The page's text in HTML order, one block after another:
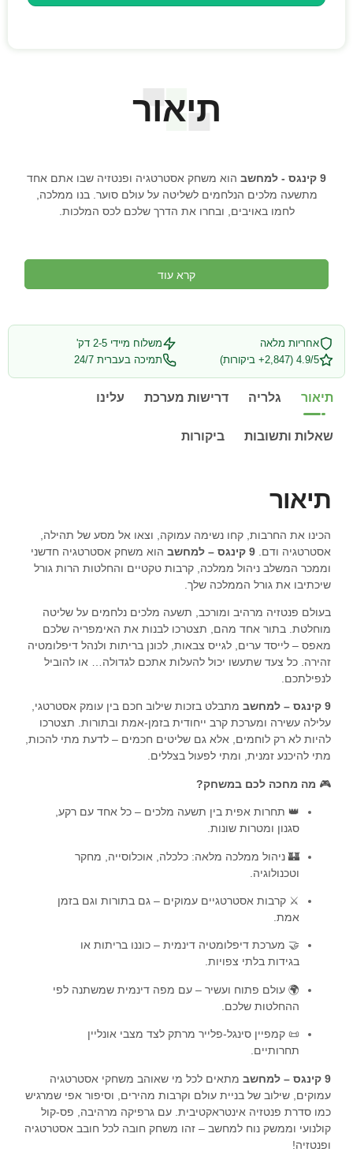
תיאור
9 קינגס - למחשב
הוא משחק אסטרטגיה ופנטזיה שבו אתם אחד
מתשעה מלכים הנלחמים לשליטה על עולם סוער. בנו ממלכה,
לחמו באויבים, ובחרו את הדרך שלכם לכס המלכות.
קרא עוד
אחריות מלאה
משלוח מיידי 2-5 דק'
4.9/5 (2,847+ ביקורות)
תמיכה בעברית 24/7
תיאור גלריה דרישות מערכת עלינו
שאלות ותשובות ביקורות
תיאור
הכינו את החרבות, קחו נשימה עמוקה, וצאו אל מסע של תהילה,
אסטרטגיה ודם. 9 קינגס – למחשב
הוא משחק אסטרטגיה חדשני
וממכר המשלב ניהול ממלכה, קרבות טקטיים והחלטות הרות גורל
שיכתיבו את גורל הממלכה שלך.
בעולם פנטזיה מרהיב ומורכב, תשעה מלכים נלחמים על שליטה
מוחלטת. בתור אחד מהם, תצטרכו לבנות את האימפריה שלכם
מאפס – לייסד ערים, לגייס צבאות, לכונן בריתות ולנהל דיפלומטיה
זהירה. כל צעד שתעשו יכול להעלות אתכם לגדולה… או להוביל
לנפילתכם.
9 קינגס – למחשב
מתבלט בזכות שילוב חכם בין עומק אסטרטגי,
עלילה עשירה ומערכת קרב ייחודית בזמן-אמת ובתורות. תצטרכו
להיות לא רק לוחמים, אלא גם שליטים חכמים – לדעת מתי להכות,
מתי להיכנע זמנית, ומתי לפעול בצללים.
🎮 מה מחכה לכם במשחק?
👑 תחרות אפית בין תשעה מלכים – כל אחד עם רקע,
סגנון ומטרות שונות.
🏰 ניהול ממלכה מלאה: כלכלה, אוכלוסייה, מחקר
וטכנולוגיה.
⚔️ קרבות אסטרטגיים עמוקים – גם בתורות וגם בזמן
אמת.
🤝 מערכת דיפלומטיה דינמית – כוננו בריתות או
בגידות בלתי צפויות.
🌍 עולם פתוח ועשיר – עם מפה דינמית שמשתנה לפי
ההחלטות שלכם.
📜 קמפיין סינגל-פלייר מרתק לצד מצבי אונליין
תחרותיים.
9 קינגס – למחשב
מתאים לכל מי שאוהב משחקי אסטרטגיה
עמוקים, שילוב של בניית עולם וקרבות מהירים, וסיפור אפי שמרגיש
כמו סדרת פנטזיה אינטראקטיבית. עם גרפיקה מרהיבה, פס-קול
קולנועי וממשק נוח למחשב – זהו משחק חובה לכל חובב אסטרטגיה
ופנטזיה!